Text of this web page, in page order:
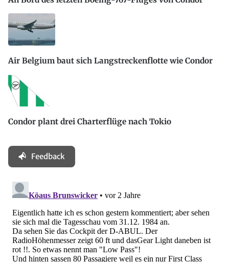
Air Belgium baut sich Langstreckenflotte wie Condor
Condor plant drei Charterflüge nach Tokio
Feedback